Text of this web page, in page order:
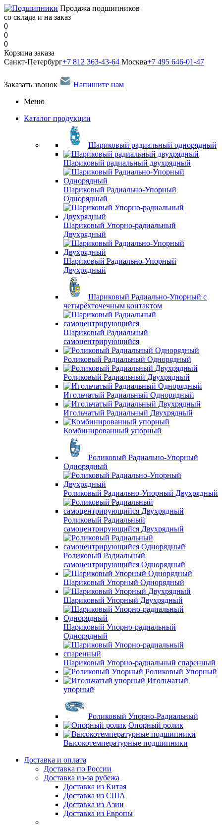
Продажа подшипников
со склада и на заказ
0
0
0
Корзина заказа
Санкт-Петербург+7 812 363-43-64 Москва+7 495 646-01-47
Заказать звонок
Напишите нам
Меню
Каталог продукции
Шариковый радиальный однорядный
Шариковый радиальный двухрядный
Шариковый Радиально-Упорный
Однорядный
Шариковый Упорно-радиальный
Двухрядный
Шариковый Радиально-Упорный
Двухрядный
Шариковый Радиально-Упорный с
четырёхточечным контактом
Шариковый Радиальный
самоцентрирующийся
Роликовый Радиальный Однорядный
Роликовый Радиальный Двухрядный
Игольчатый Радиальный Однорядный
Игольчатый Радиальный Двухрядный
Комбинированный упорный
Роликовый Радиально-Упорный
Однорядный
Роликовый Радиально-Упорный Двухрядный
Роликовый Радиальный
самоцентрирующийся Двухрядный
Роликовый Радиальный
самоцентрирующийся Однорядный
Шариковый Упорный Однорядный
Шариковый Упорный Двухрядный
Шариковый Упорно-радиальный
Однорядный
Шариковый Упорно-радиальный спаренный
Роликовый Упорный
Игольчатый
упорный
Роликовый Упорно-Радиальный
Опорный ролик
Высокотемпературные подшипники
Доставка и оплата
Доставка по России
Доставка из-за рубежа
Доставка из Китая
Доставка из США
Доставка из Азии
Доставка из Европы